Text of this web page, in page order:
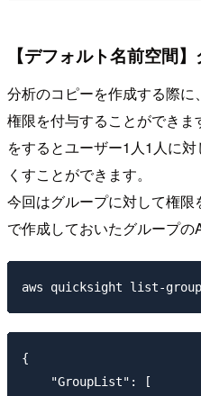
【デフォルト名前空間
分析のコピーを作成する際
権限を付与することができ
をするとユーザー1人1人に
くすことができます。
今回はグループに対して権
で作成しておいたグループの
{
    "GroupList": [